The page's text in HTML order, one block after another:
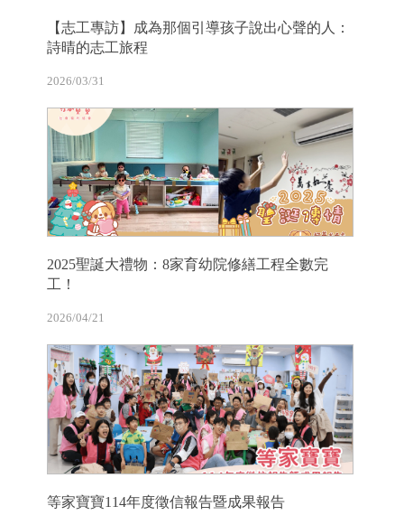
【志工專訪】成為那個引導孩子說出心聲的人：
詩晴的志工旅程
2026/03/31
2025聖誕大禮物：8家育幼院修繕工程全數完
工！
2026/04/21
等家寶寶114年度徵信報告暨成果報告